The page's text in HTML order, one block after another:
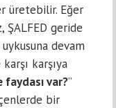
üretebilir. Eğer
geride
devam
karşıya
faydası var?”
bir